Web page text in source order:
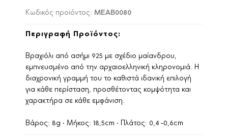
Κωδικός προϊόντος: MEAB0080
Περιγραφή Προϊόντος:
Βραχιόλι από ασήμι 925 με σχέδιο μαίανδρου,
εμπνευσμένο από την αρχαιοελληνική κληρονομιά. Η
διαχρονική γραμμή του το καθιστά ιδανική επιλογή
για κάθε περίσταση, προσθέτοντας κομψότητα και
χαρακτήρα σε κάθε εμφάνιση.
Βάρος: 8g • Μήκος: 18,5cm • Πλάτος: 0,4 -0,6cm